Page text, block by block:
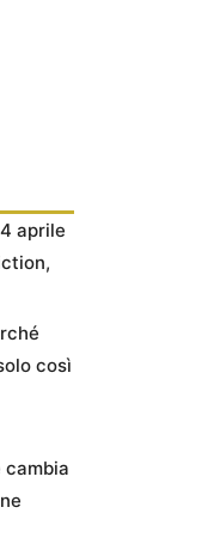
aprile
così
cambia